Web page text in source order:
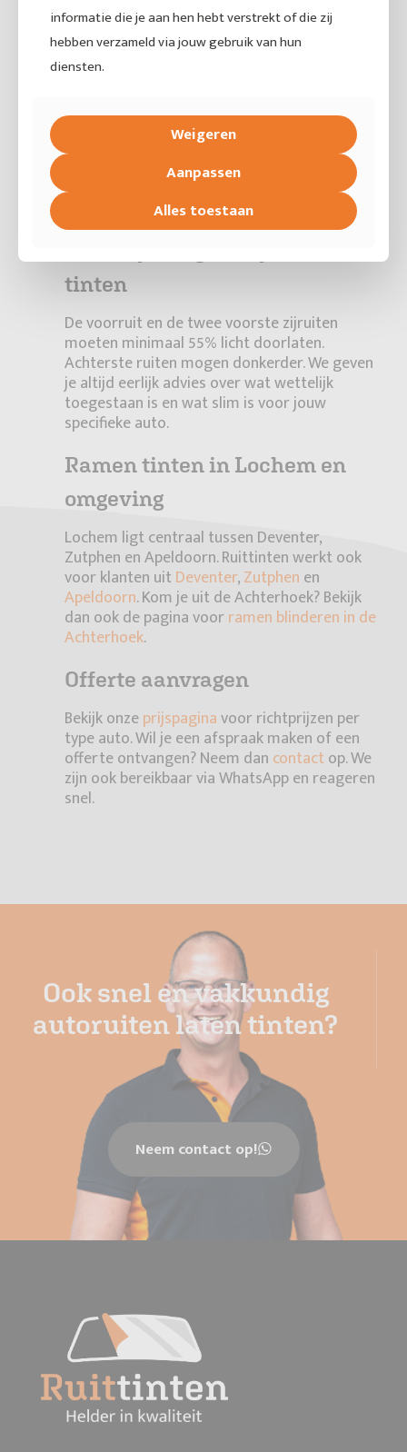
tinten
De voorruit en de twee voorste zijruiten
moeten minimaal 55% licht doorlaten.
Achterste ruiten mogen donkerder. We geven
je altijd eerlijk advies over wat wettelijk
toegestaan is en wat slim is voor jouw
specifieke auto.
Ramen tinten in Lochem en
omgeving
Lochem ligt centraal tussen Deventer,
Zutphen en Apeldoorn. Ruittinten werkt ook
voor klanten uit Deventer,Zutphen en
Apeldoorn. Kom je uit de Achterhoek? Bekijk
dan ook de pagina voorramen blinderen in de
Achterhoek.
Offerte aanvragen
Bekijk onzeprijspaginavoor richtprijzen per
type auto. Wil je een afspraak maken of een
offerte ontvangen? Neem dan contact op. We
zijn ook bereikbaar via WhatsApp en reageren
snel.
Ook snel en vakkundig
autoruiten laten tinten?
Neem contact op!
informatie die je aan hen hebt verstrekt of die zij
hebben verzameld via jouw gebruik van hun
diensten.
Weigeren
Aanpassen
Alles toestaan